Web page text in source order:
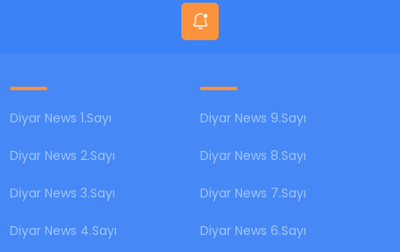
Diyar News 1.Sayı
Diyar News 2.Sayı
Diyar News 3.Sayı
Diyar News 4.Sayı
Diyar News 9.Sayı
Diyar News 8.Sayı
Diyar News 7.Sayı
Diyar News 6.Sayı